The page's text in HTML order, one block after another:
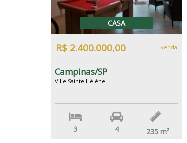
CASA
R$ 2.400.000,00 venda
Campinas/SP
Ville Sainte Hélène
3 4 235 m²